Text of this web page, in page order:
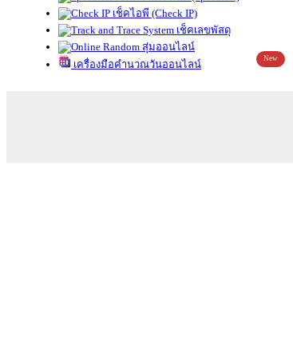
เช็คไอพี (Check IP)
เช็คเลขพัสดุ
สุ่มออนไลน์
เครื่องมือคำนวณวันออนไลน์
New